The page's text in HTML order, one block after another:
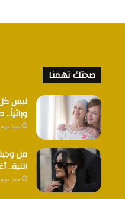
صحتك تهمنا
ليس كل
منذ
من
النية..
منذ